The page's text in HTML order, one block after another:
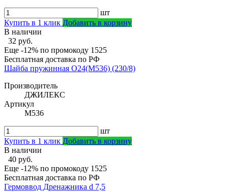
шт
Купить в 1 клик Добавить в корзину
В наличии
32 руб.
Еще -12% по промокоду 1525
Бесплатная доставка по РФ
Шайба пружинная О24(М536) (230/8)
Производитель
ДЖИЛЕКС
Артикул
М536
шт
Купить в 1 клик Добавить в корзину
В наличии
40 руб.
Еще -12% по промокоду 1525
Бесплатная доставка по РФ
Гермоввод Дренажника d 7,5